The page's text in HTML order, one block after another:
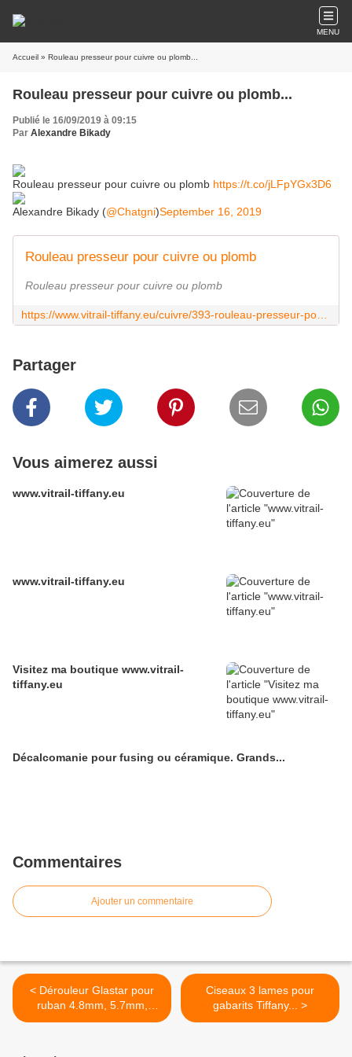
MENU
Accueil » Rouleau presseur pour cuivre ou plomb...
Rouleau presseur pour cuivre ou plomb...
Publié le 16/09/2019 à 09:15
Par Alexandre Bikady
Rouleau presseur pour cuivre ou plomb https://t.co/jLFpYGx3D6
Alexandre Bikady (@Chatgni)September 16, 2019
Rouleau presseur pour cuivre ou plomb
Rouleau presseur pour cuivre ou plomb
Partager
Vous aimerez aussi
www.vitrail-tiffany.eu
www.vitrail-tiffany.eu
Visitez ma boutique www.vitrail-
tiffany.eu
Décalcomanie pour fusing ou céramique. Grands...
Commentaires
Ajouter un commentaire
< Dérouleur Glastar pour
ruban 4.8mm, 5.7mm,
6.4mm...
Ciseaux 3 lames pour
gabarits Tiffany... >